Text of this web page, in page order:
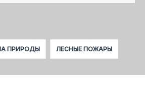
ПРИРОДЫ ЛЕСНЫЕ ПОЖАРЫ